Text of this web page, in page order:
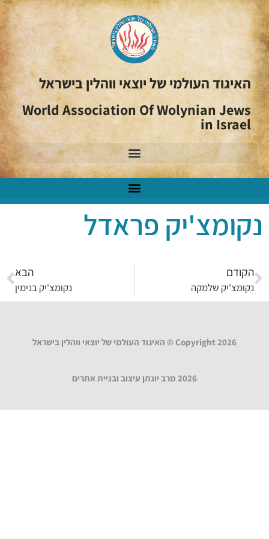
האיגוד העולמי של יוצאי ווהלין בישראל
World Association Of Wolynian Jews
in Israel
נקומצ'יק פראדל
הקודם
נקומצ'יק שלמקה
הבא
נקומצ'יק בנימין
Copyright 2026 © האיגוד העולמי של יוצאי ווהלין בישראל
2026 מרב יונתן עיצוב ובניית אתרים